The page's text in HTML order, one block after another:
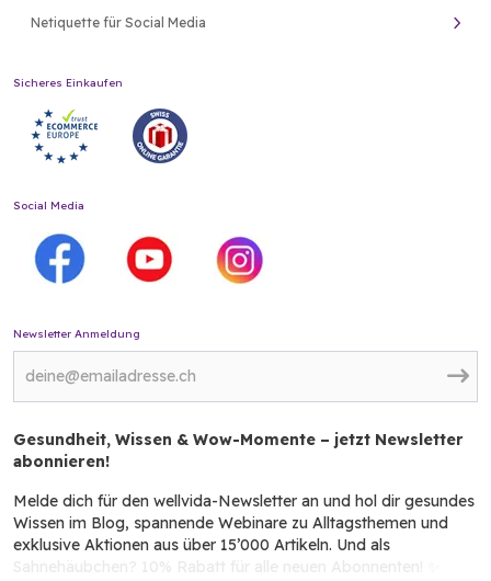
Netiquette für Social Media
Sicheres Einkaufen
Social Media
Newsletter Anmeldung
Gesundheit, Wissen & Wow-Momente – jetzt Newsletter
abonnieren!
Melde dich für den wellvida-Newsletter an und hol dir gesundes
Wissen im Blog, spannende Webinare zu Alltagsthemen und
exklusive Aktionen aus über 15’000 Artikeln. Und als